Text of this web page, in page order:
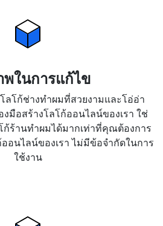
พในการแก้ไข
ลโก้ช่างทำผมที่สวยงามและโอ่อ่า
มือสร้างโลโก้ออนไลน์ของเรา ใช่
ร้านทำผมได้มากเท่าที่คุณต้องการ
อนไลน์ของเรา ไม่มีข้อจำกัดในการ
ใช้งาน